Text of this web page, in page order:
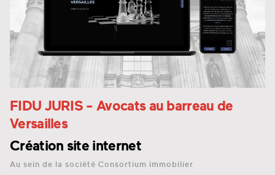
FIDU JURIS - Avocats au barreau de
Versailles
Création site internet
Au sein de la société Consortium immobilier